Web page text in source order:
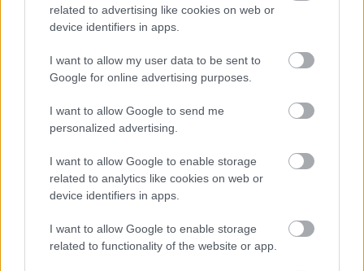
related to advertising like cookies on web or
device identifiers in apps.
I want to allow my user data to be sent to
Google for online advertising purposes.
I want to allow Google to send me
personalized advertising.
I want to allow Google to enable storage
related to analytics like cookies on web or
device identifiers in apps.
I want to allow Google to enable storage
related to functionality of the website or app.
Te tudod, hogy mit rejt az az unalmas szöveg a
játékok előtt, amit mindig átugrasz?
Az EULA részleteit szinte senki sem olvassa el, pedig érdekes
dolgok vannak benne. Most egy szakember segített